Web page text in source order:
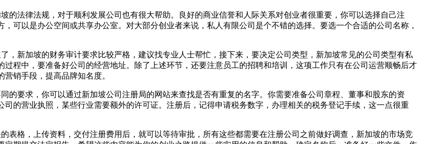
法律法规，对于顺利发展公司也有很大帮助。良好的商业信誉和人际关系对创业者很重要，你可以选择自己注
可以是办公空间或共享办公室。对大部分创业者来说，私人有限公司是个不错的选择。要选一个合适的公司名称，
新加坡的财务审计要求比较严格，建议找专业人士帮忙，接下来，要决定公司类型，新加坡常见的公司类型有私
程中，要准备好公司的经营地址。除了上述环节，还要注意员工的招聘和培训，这项工作只有在公司运营顺畅后才
销手段，提高品牌知名度。
要求，你可以通过新加坡公司注册局的网站来查找是否有重复的名字。你需要准备公司章程、董事和股东的资
的营业执照，某些行业需要额外的许可证。注册后，记得申请税务数字，办理相关的税务登记手续，这一点很重
格，上传资料，交付注册费用后，就可以等待审批，所有这些都需要在注册公司之前做好调查，新加坡的市场竞